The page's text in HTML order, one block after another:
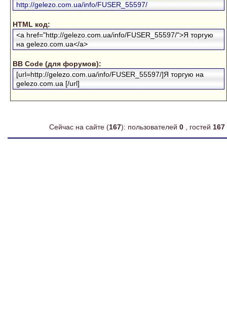
http://gelezo.com.ua/info/FUSER_55597/
HTML код:
<a href="http://gelezo.com.ua/info/FUSER_55597/">Я торгую
на gelezo.com.ua</a>
BB Code (для форумов):
[url=http://gelezo.com.ua/info/FUSER_55597/]Я торгую на
gelezo.com.ua [/url]
Сейчас на сайте (167): пользователей 0 , гостей 167